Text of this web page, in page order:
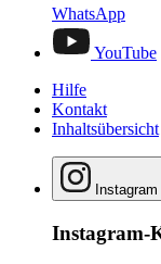
WhatsApp
YouTube
Hilfe
Kontakt
Inhaltsübersicht
Instagram
Instagram-